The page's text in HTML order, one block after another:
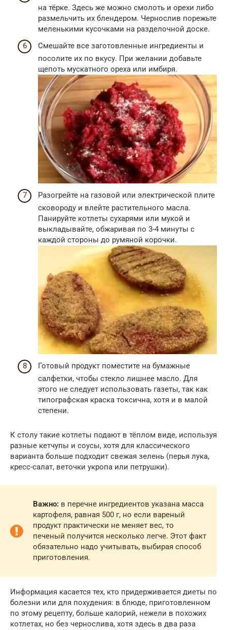
на тёрке. Здесь же можно смолоть и орехи либо
размельчить их блендером. Чернослив порежьте
меленькими кусочками на разделочной доске.
Смешайте все заготовленные ингредиенты и
посолите их по вкусу. При желании добавьте
щепоть мускатного ореха или имбиря.
Разогрейте на газовой или электрической плите
сковороду и влейте растительного масла.
Панируйте котлеты сухарями или мукой и
выкладывайте, обжаривая по 3-4 минуты с
каждой стороны до румяной корочки.
Готовый продукт поместите на бумажные
салфетки, чтобы стекло лишнее масло. Для
этого не следует использовать газеты, так как
типографская краска токсична, хотя и в малой
степени.
К столу такие котлеты подают в тёплом виде, используя
разные кетчупы и соусы, хотя для классического
варианта больше подходит свежая зелень (перья лука,
кресс-салат, веточки укропа или петрушки).
Важно: в перечне ингредиентов указана масса
картофеля, равная 500 г, но если вареный
продукт практически не меняет вес, то
печеный получится несколько легче. Этот факт
обязательно надо учитывать, выбирая способ
приготовления.
Информация касается тех, кто придерживается диеты по
болезни или для похудения: в блюде, приготовленном
по этому рецепту, больше калорий, нежели в похожих
котлетах, но без чернослива, хотя здесь в два раза